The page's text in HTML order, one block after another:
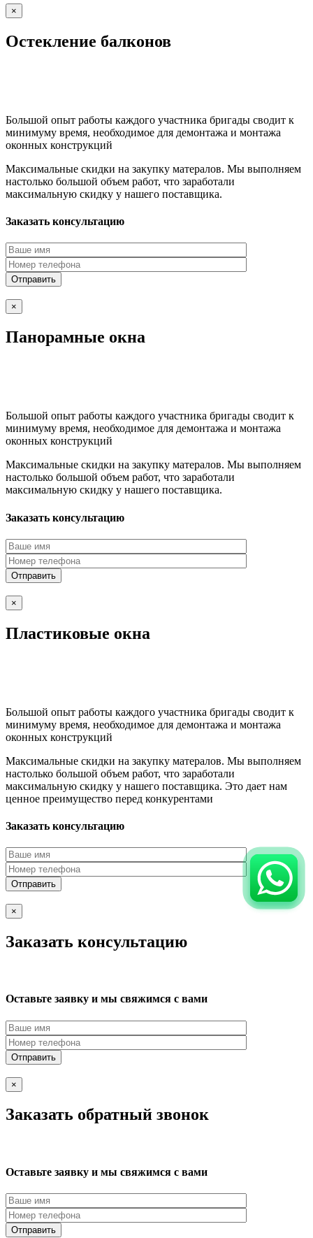
×
Остекление балконов
Большой опыт работы каждого участника бригады сводит к
минимуму время, необходимое для демонтажа и монтажа
оконных конструкций
Максимальные скидки на закупку матералов. Мы выполняем
настолько большой объем работ, что заработали
максимальную скидку у нашего поставщика.
Заказать консультацию
×
Панорамные окна
Большой опыт работы каждого участника бригады сводит к
минимуму время, необходимое для демонтажа и монтажа
оконных конструкций
Максимальные скидки на закупку матералов. Мы выполняем
настолько большой объем работ, что заработали
максимальную скидку у нашего поставщика.
Заказать консультацию
×
Пластиковые окна
Большой опыт работы каждого участника бригады сводит к
минимуму время, необходимое для демонтажа и монтажа
оконных конструкций
Максимальные скидки на закупку матералов. Мы выполняем
настолько большой объем работ, что заработали
максимальную скидку у нашего поставщика. Это дает нам
ценное преимущество перед конкурентами
Заказать консультацию
×
Заказать консультацию
Оставьте заявку и мы свяжимся с вами
×
Заказать обратный звонок
Оставьте заявку и мы свяжимся с вами